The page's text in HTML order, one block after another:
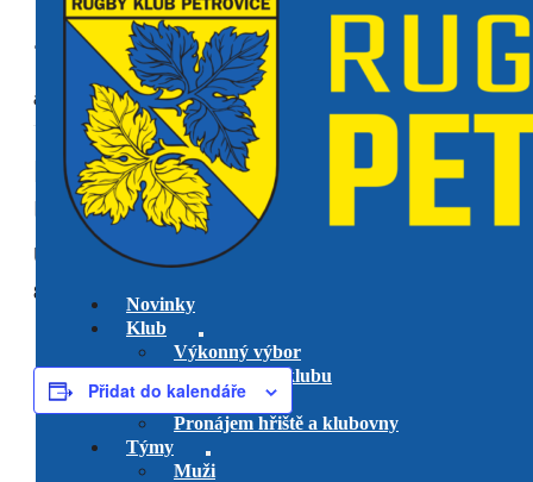
Novinky
Klub
Výkonný výbor
Management klubu
Hlavní trenéři
Pronájem hřiště a klubovny
Týmy
Muži
« Všechny Akce
akce již proběhla.
RC Bystrc U14 vs. RK Petrovice
U14
utkání o 5. místo
8 června, 2025 @ 0:00
Přidat do kalendáře